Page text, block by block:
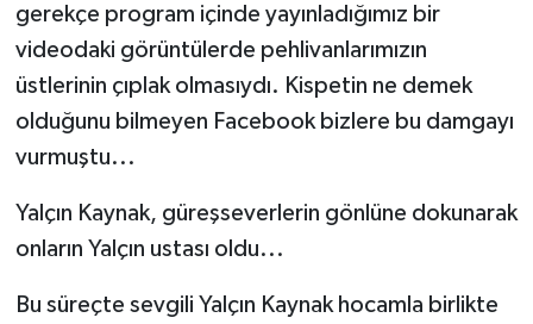
gerekçe program içinde yayınladığımız bir
videodaki görüntülerde pehlivanlarımızın
üstlerinin çıplak olmasıydı. Kispetin ne demek
olduğunu bilmeyen Facebook bizlere bu damgayı
vurmuştu...
Yalçın Kaynak, güreşseverlerin gönlüne dokunarak
onların Yalçın ustası oldu...
Bu süreçte sevgili Yalçın Kaynak hocamla birlikte